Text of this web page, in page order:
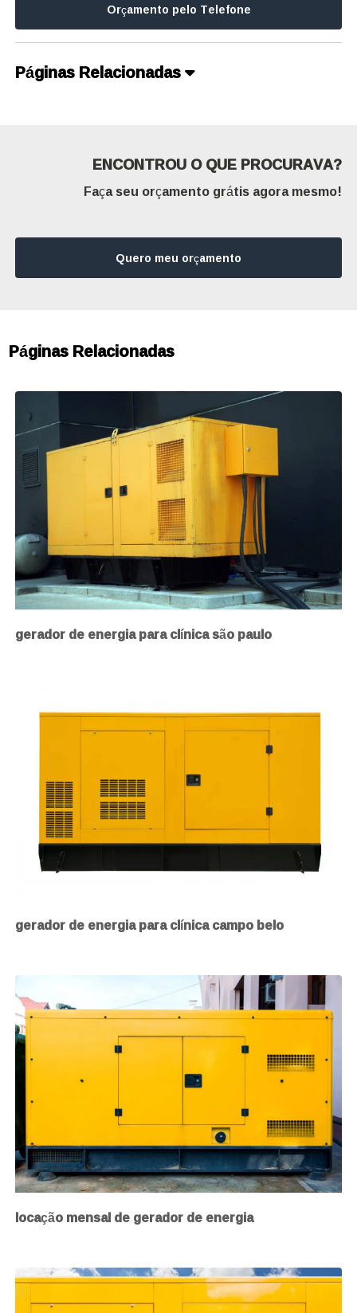
Orçamento pelo Telefone
Páginas Relacionadas
ENCONTROU O QUE PROCURAVA?
Faça seu orçamento grátis agora mesmo!
Quero meu orçamento
Páginas Relacionadas
gerador de energia para clínica são paulo
gerador de energia para clínica campo belo
locação mensal de gerador de energia